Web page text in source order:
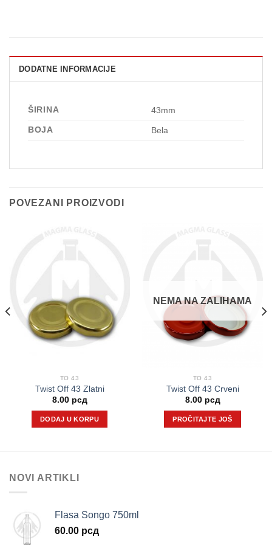
DODATNE INFORMACIJE
ŠIRINA
43mm
BOJA
Bela
POVEZANI PROIZVODI
TO 43
Twist Off 43 Zlatni
8.00 рсд
DODAJ U KORPU
NEMA NA ZALIHAMA
TO 43
Twist Off 43 Crveni
8.00 рсд
PROČITAJTE JOŠ
NOVI ARTIKLI
Flasa Songo 750ml
60.00 рсд